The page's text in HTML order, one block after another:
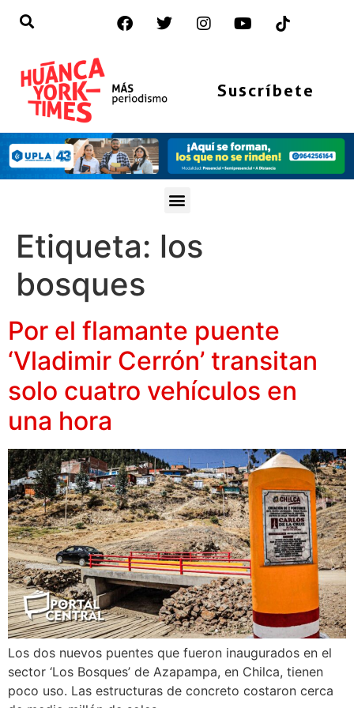
Suscríbete
Etiqueta: los
bosques
Por el flamante puente
‘Vladimir Cerrón’ transitan
solo cuatro vehículos en
una hora
Los dos nuevos puentes que fueron inaugurados en el
sector ‘Los Bosques’ de Azapampa, en Chilca, tienen
poco uso. Las estructuras de concreto costaron cerca